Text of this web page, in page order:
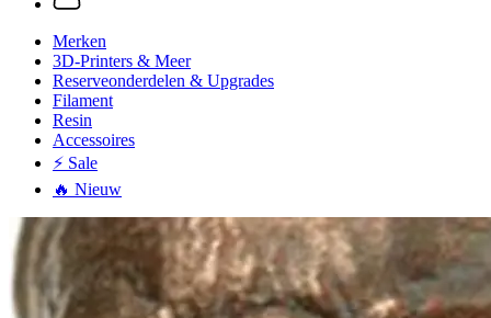
Merken
3D-Printers & Meer
Reserveonderdelen & Upgrades
Filament
Resin
Accessoires
⚡ Sale
🔥 Nieuw